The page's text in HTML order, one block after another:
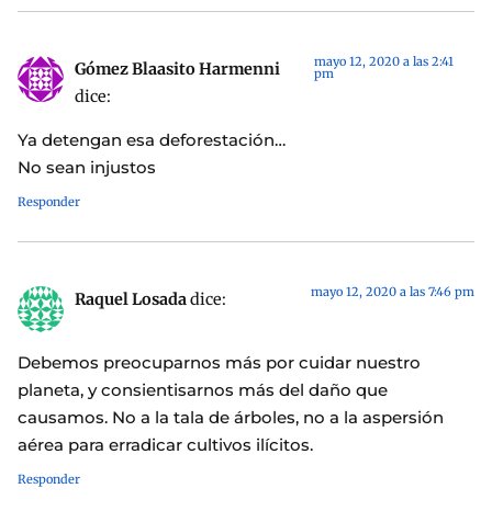
Gómez Blaasito Harmenni
dice:
mayo 12, 2020 a las 2:41
pm
Ya detengan esa deforestación…
No sean injustos
Responder
Raquel Losadadice: mayo 12, 2020 a las 7:46 pm
Debemos preocuparnos más por cuidar nuestro
planeta, y consientisarnos más del daño que
causamos. No a la tala de árboles, no a la aspersión
aérea para erradicar cultivos ilícitos.
Responder